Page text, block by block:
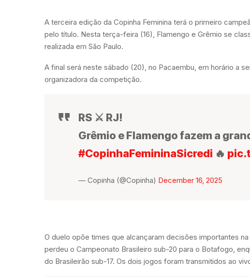
A terceira edição da Copinha Feminina terá o primeiro
pelo título. Nesta terça-feira (16), Flamengo e Grêmio se
realizada em São Paulo.
A final será neste sábado (20), no Pacaembu, em horário a
organizadora da competição.
RS ⚔️ RJ!
Grêmio e Flamengo fazem a
#CopinhaFemininaSicredi 🔥
— Copinha (@Copinha) December 16, 2025
O duelo opõe times que alcançaram decisões importantes
perdeu o Campeonato Brasileiro sub-20 para o Botafogo,
do Brasileirão sub-17. Os dois jogos foram transmitidos ao